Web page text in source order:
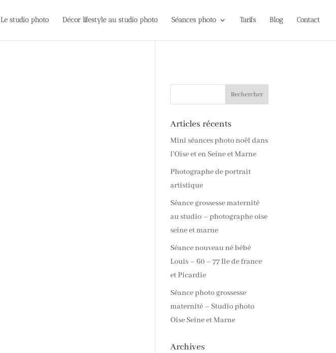
Le studio photo Décor lifestyle au studio photo Séances photo Tarifs Blog Contact
Articles récents
Mini séances photo noël dans
l’Oise et en Seine et Marne
Photographe de portrait
artistique
Séance grossesse maternité
au studio – photographe oise
seine et marne
Séance nouveau né bébé
Louis – 60 – 77 Ile de france
et Picardie
Séance photo grossesse
maternité – Studio photo
Oise Seine et Marne
Archives